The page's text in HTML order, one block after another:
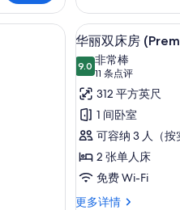
照
片
房
(Universal)
更
信
客房内保险箱、笔记本电脑工作区、
显
示
华
丽
双
床
房
(Premium)
的
7
华丽双床房
9.09.0 分，满分 10 分
非常棒
11 条点评
(11
条
点
评)
312 平方英尺
1 间卧室
可容纳 3 人（按
2 张单人床
免费 Wi-Fi
更多详情
华